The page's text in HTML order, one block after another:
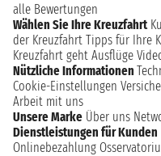
alle Bewertungen
Wählen Sie Ihre Kreuzfahrt
der Kreuzfahrt Tipps für Ihre
Kreuzfahrt geht Ausflüge
Nützliche Informationen
Cookie-Einstellungen
Arbeit mit uns
Unsere Marke Über uns
Dienstleistungen für Kunden
Onlinebezahlung